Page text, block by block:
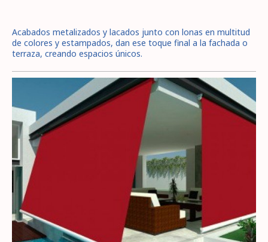
Acabados metalizados y lacados junto con lonas en multitud
de colores y estampados, dan ese toque final a la fachada o
terraza, creando espacios únicos.